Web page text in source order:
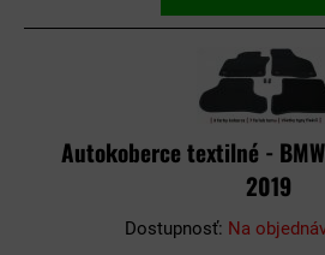
Autokoberce textilné -
2019
Dostupnosť: Na